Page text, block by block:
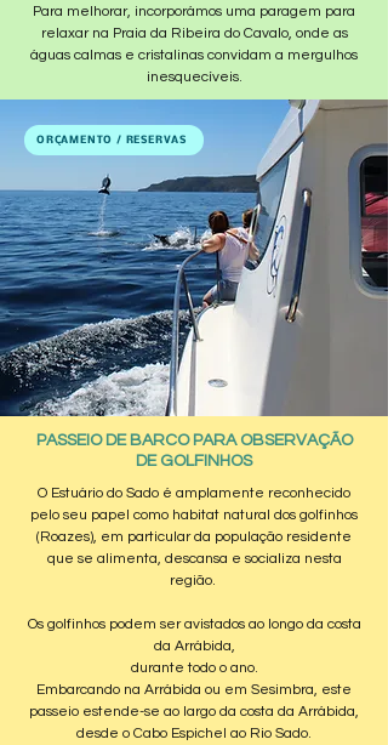
Para melhorar, incorporámos uma paragem para
relaxar na Praia da Ribeira do Cavalo, onde as
águas calmas e cristalinas convidam a mergulhos
inesquecíveis.
ORÇAMENTO / RESERVAS
PASSEIO DE BARCO PARA OBSERVAÇÃO
DE GOLFINHOS
O Estuário do Sado é amplamente reconhecido
pelo seu papel como habitat natural dos golfinhos
(Roazes), em particular da população residente
que se alimenta, descansa e socializa nesta
região.
Os golfinhos podem ser avistados ao longo da costa
da Arrábida,
durante todo o ano.
Embarcando na Arrábida ou em Sesimbra, este
passeio estende-se ao largo da costa da Arrábida,
desde o Cabo Espichel ao Rio Sado.